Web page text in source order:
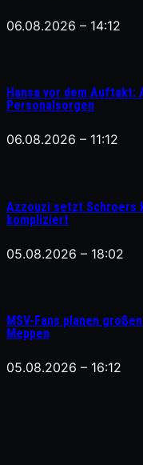
06.08.2026 – 14:12
Hansa vor dem
Personalsorgen
06.08.2026 – 11:12
Azzouzi setzt Schroers
kompliziert
05.08.2026 – 18:02
MSV-Fans planen
Meppen
05.08.2026 – 16:12